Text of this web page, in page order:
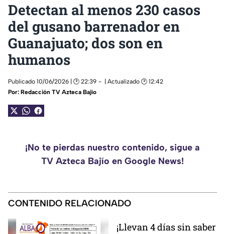
Detectan al menos 230 casos
del gusano barrenador en
Guanajuato; dos son en
humanos
Publicado 10/06/2026 | 🕑 22:39
| Actualizado 🕑 12:42
Por: Redacción TV Azteca Bajío
¡No te pierdas nuestro contenido, sigue a
TV Azteca Bajío en Google News!
CONTENIDO RELACIONADO
¡Llevan 4 días sin saber